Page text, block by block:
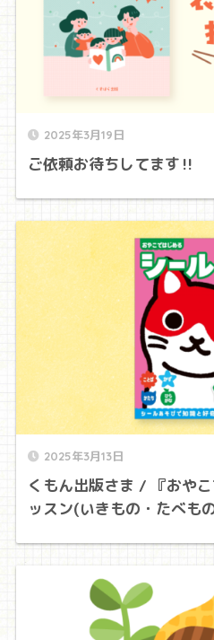
2025年3月19日
ご依頼お待ちしてます‼
2025年3月13日
くもん出版さま / 『おや
ッスン(いきもの・たべも